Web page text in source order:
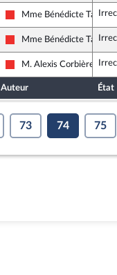
La France insoumise
Mme Bénédicte Taurine
La France insoumise
Mme Bénédicte Taurine
La France insoumise
M. Alexis Corbière
Auteur État
73 74 75